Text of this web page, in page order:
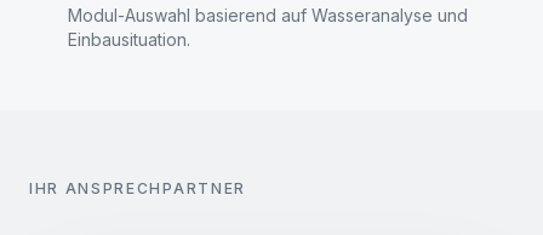
Modul-Auswahl basierend auf Wasseranalyse und
Einbausituation.
IHR ANSPRECHPARTNER